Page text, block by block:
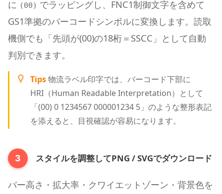
に (00) でラッピングし、FNC1制御文字を含めて
GS1準拠のバーコードシンボルに変換します。読取
機側でも「先頭が(00)の18桁＝SSCC」として自動
判別できます。
Tips物流ラベル印字では、バーコード下部に
HRI（Human Readable Interpretation）として
「(00) 0 1234567 000001234 5」のような整形表記
を添えると、目視確認が容易になります。
3 スタイルを調整してPNG / SVGでダウンロード
バー高さ・拡大率・クワイエットゾーン・背景色を